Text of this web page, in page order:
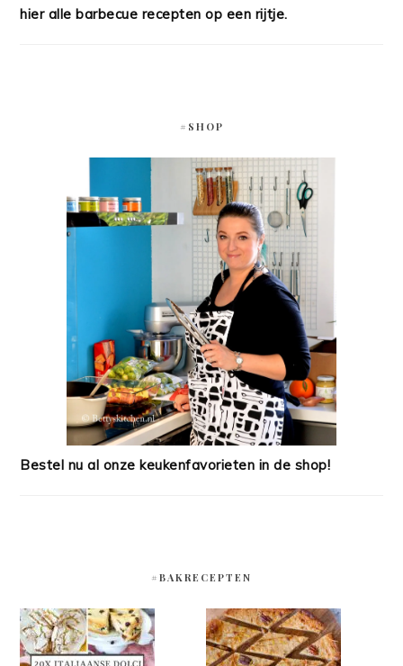
hier alle barbecue recepten op een rijtje.
#SHOP
Bestel nu al onze keukenfavorieten in de shop!
#BAKRECEPTEN